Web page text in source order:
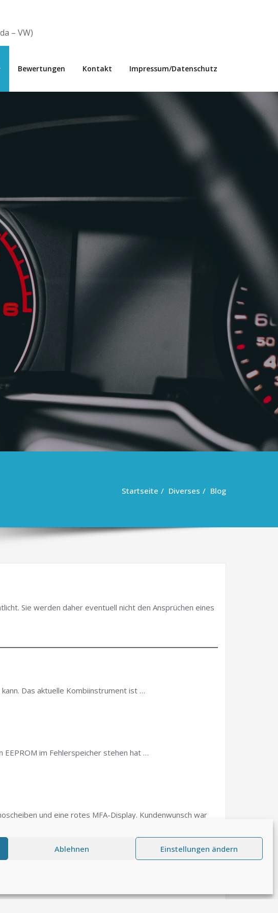
Ablehnen Einstellungen ändern
– VW)
Bewertungen Kontakt Impressum/Datenschutz
Startseite Diverses Blog
Sie werden daher eventuell nicht den Ansprüchen eines
Das aktuelle Kombiinstrument ist …
im Fehlerspeicher stehen hat …
und eine rotes MFA-Display. Kundenwunsch war